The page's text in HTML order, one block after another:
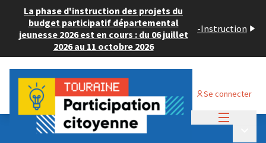
La phase d'instruction des projets du
budget participatif départemental
jeunesse 2026 est en cours : du 06 juillet
2026 au 11 octobre 2026
-Instruction
Se connecter
Budget Participatif ADULTE 2024
💡 Déposer un projet